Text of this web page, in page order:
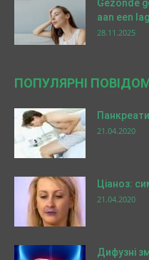
Gezonde
aan een
28.11.2025
ПОПУЛЯРНІ
21.04.2020
Ціаноз:
21.04.2020
Дифузні